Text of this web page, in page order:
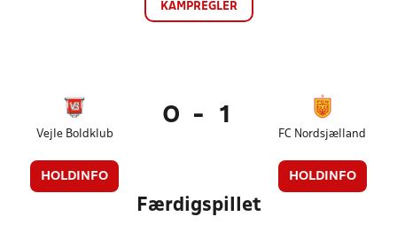
KAMPREGLER
Vejle Boldklub
HOLDINFO
0 - 1
FC Nordsjælland
HOLDINFO
Færdigspillet